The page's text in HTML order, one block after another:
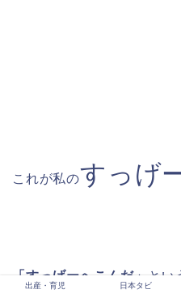
これが私のすっげ
「すっげーへこんだ」
とい
出産・育児 日本タビ